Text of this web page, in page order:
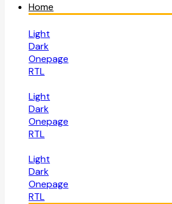
Home
Light
Dark
Onepage
RTL
Light
Dark
Onepage
RTL
Light
Dark
Onepage
RTL